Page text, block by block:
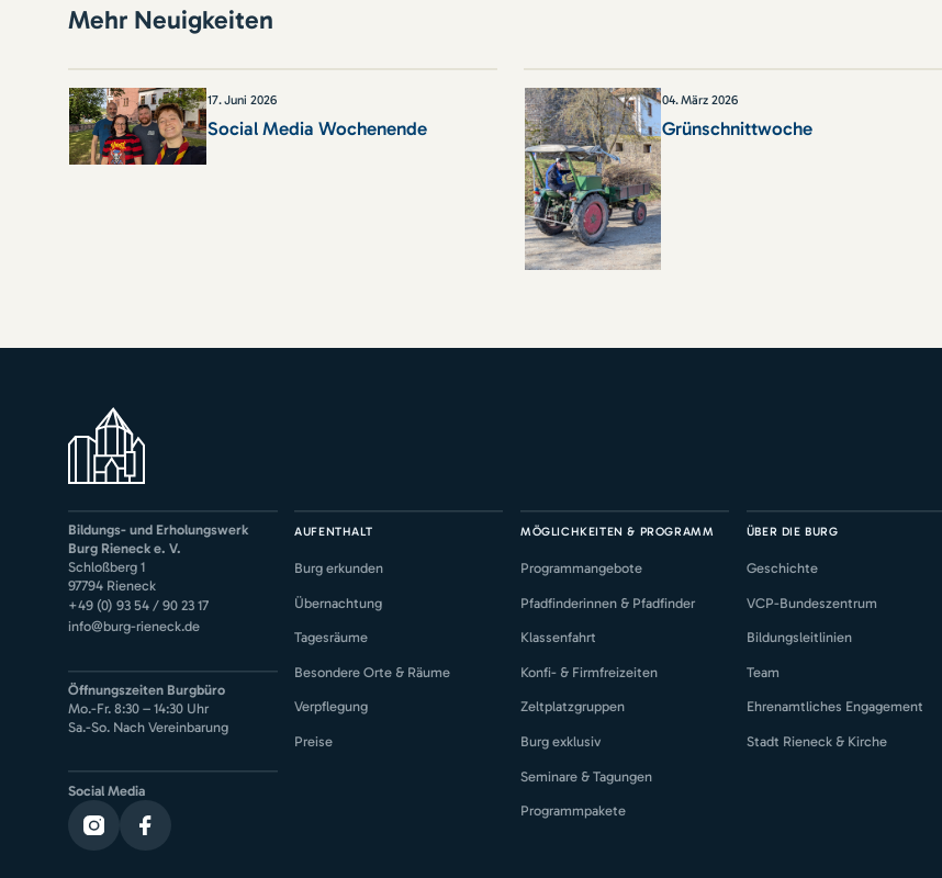
Mehr Neuigkeiten
17.Juni 2026
Social Media Wochenende
04.März 2026
Grünschnittwoche
Bildungs- und Erholungswerk
Burg Rieneck e. V.
Schloßberg 1
97794 Rieneck
+49 (0) 93 54 / 90 23 17
info@burg-rieneck.de
Öffnungszeiten Burgbüro
Mo.-Fr. 8:30 – 14:30 Uhr
Sa.-So. Nach Vereinbarung
Social Media
AUFENTHALT
Burg erkunden
Übernachtung
Tagesräume
Besondere Orte & Räume
Verpflegung
Preise
MÖGLICHKEITEN & PROGRAMM
Programmangebote
Pfadfinderinnen & Pfadfinder
Klassenfahrt
Konfi- & Firmfreizeiten
Zeltplatzgruppen
Burg exklusiv
Seminare & Tagungen
Programmpakete
ÜBER DIE BURG
Geschichte
VCP-Bundeszentrum
Bildungsleitlinien
Team
Ehrenamtliches Engagement
Stadt Rieneck & Kirche